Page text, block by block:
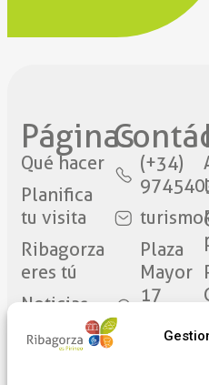
Páginas
Qué hacer
Planifica
tu visita
Ribagorza
eres tú
Noticias
(+34)
Plaza
Mayor
17
Graus